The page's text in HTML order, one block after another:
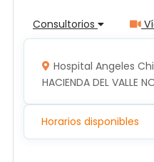
Consultorios
Hospital Angeles
HACIENDA DEL VALLE
Horarios disponibles